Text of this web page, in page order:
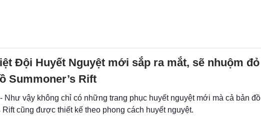
Đội Huyết Nguyệt mới sắp ra mắt, sẽ nhuộm đỏ
Summoner’s Rift
Như vậy không chỉ có những trang phục huyết nguyệt mới mà cả bản đồ
Rift cũng được thiết kế theo phong cách huyết nguyệt.